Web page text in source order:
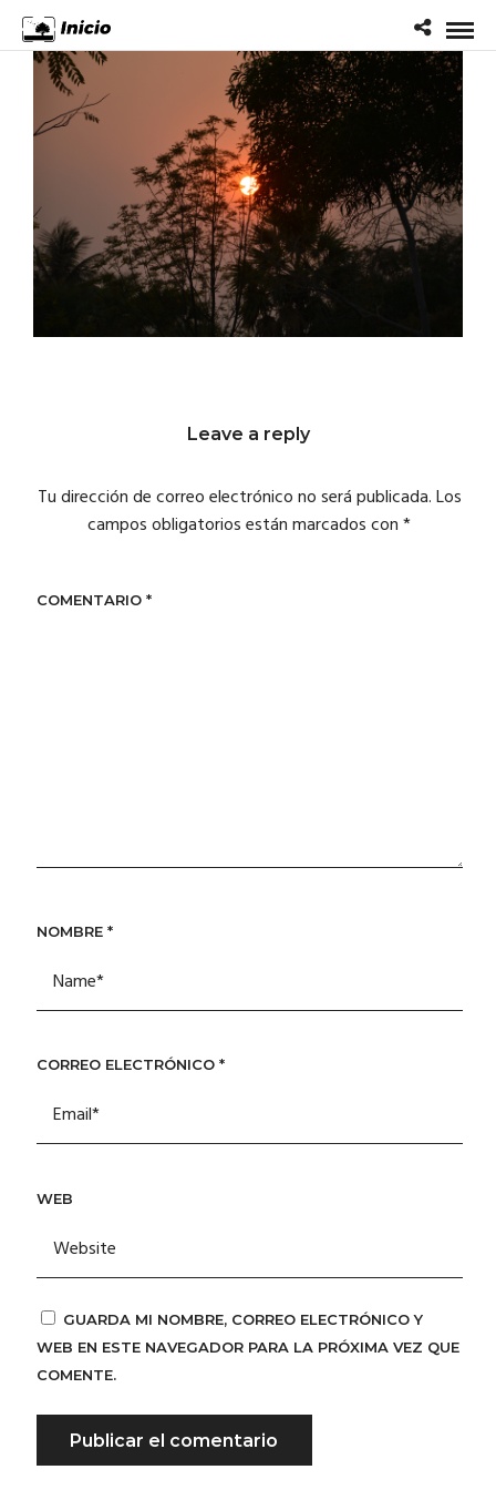
Leave a reply
Tu dirección de correo electrónico no será publicada.Los
campos obligatorios están marcados con*
COMENTARIO *
NOMBRE *
CORREO ELECTRÓNICO *
WEB
GUARDA MI NOMBRE, CORREO ELECTRÓNICO Y
WEB EN ESTE NAVEGADOR PARA LA PRÓXIMA VEZ QUE
COMENTE.